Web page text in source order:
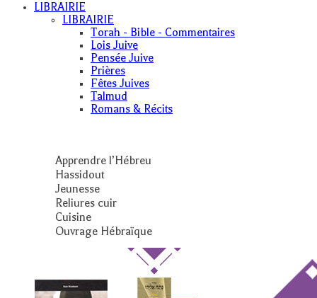
LIBRAIRIE
LIBRAIRIE
Torah - Bible - Commentaires
Lois Juive
Pensée Juive
Prières
Fêtes Juives
Talmud
Romans & Récits
Apprendre l’Hébreu
Hassidout
Jeunesse
Reliures cuir
Cuisine
Ouvrage Hébraïque